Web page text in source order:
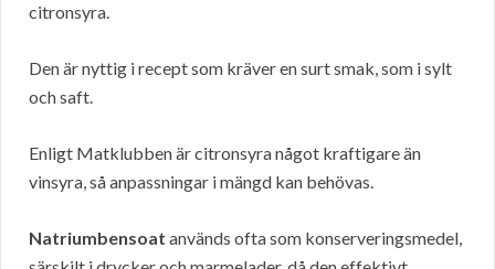
citronsyra.
Den är nyttig i recept som kräver en surt smak, som i sylt
och saft.
Enligt Matklubben är citronsyra något kraftigare än
vinsyra, så anpassningar i mängd kan behövas.
Natriumbensoat används ofta som konserveringsmedel,